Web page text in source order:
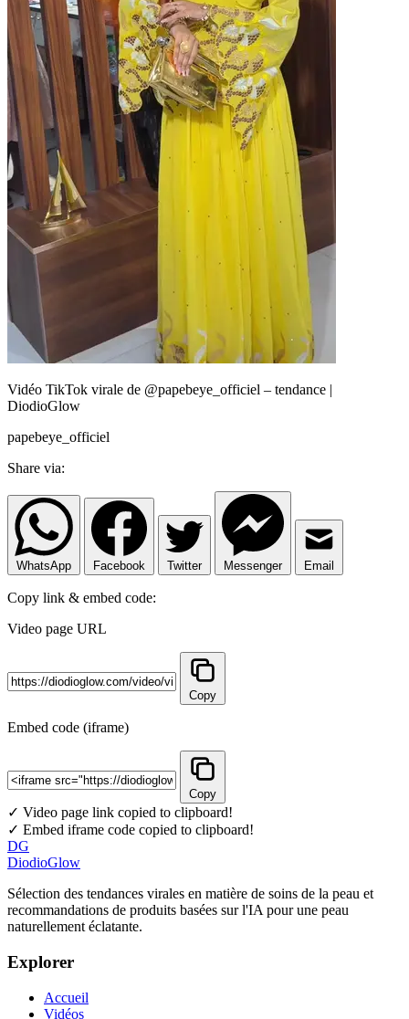
Vidéo TikTok virale de @papebeye_officiel – tendance |
DiodioGlow
papebeye_officiel
Share via:
WhatsApp Facebook Twitter Messenger Email
Copy link & embed code:
Video page URL
Copy
Embed code (iframe)
Copy
✓ Video page link copied to clipboard!
✓ Embed iframe code copied to clipboard!
DG
DiodioGlow
Sélection des tendances virales en matière de soins de la peau et
recommandations de produits basées sur l'IA pour une peau
naturellement éclatante.
Explorer
Accueil
Vidéos